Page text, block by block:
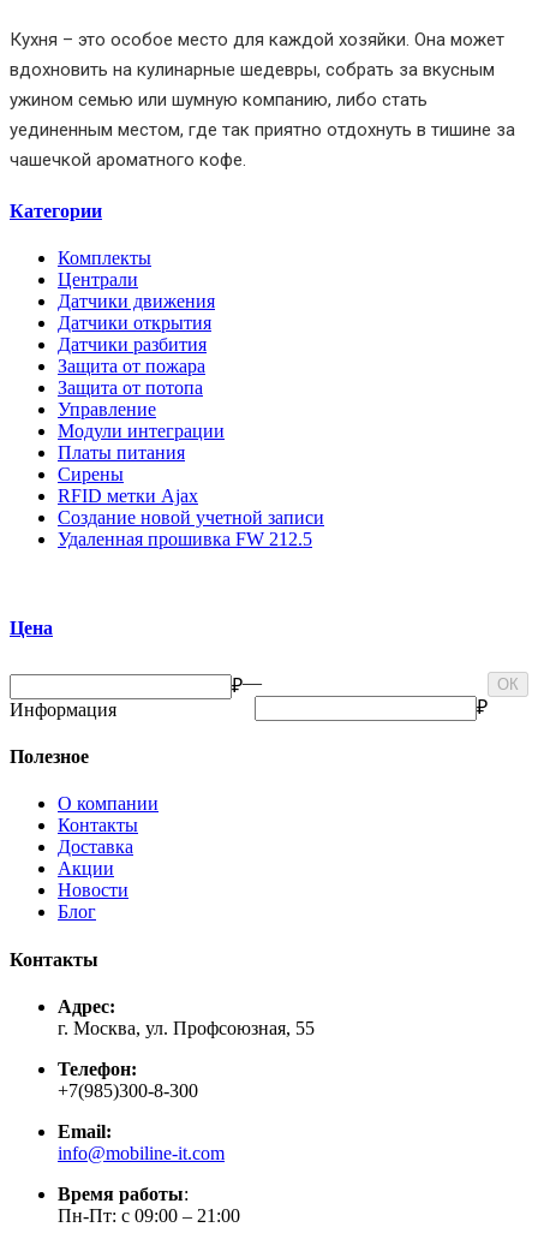
Кухня – это особое место для каждой хозяйки. Она может
вдохновить на кулинарные шедевры, собрать за вкусным
ужином семью или шумную компанию, либо стать
уединенным местом, где так приятно отдохнуть в тишине за
чашечкой ароматного кофе.
Категории
Комплекты
Централи
Датчики движения
Датчики открытия
Датчики разбития
Защита от пожара
Защита от потопа
Управление
Модули интеграции
Платы питания
Сирены
RFID метки Ajax
Создание новой учетной записи
Удаленная прошивка FW 212.5
Цена
₽— ОК
₽
Информация
Полезное
О компании
Контакты
Доставка
Акции
Новости
Блог
Контакты
Адрес:
г. Москва, ул. Профсоюзная, 55
Телефон:
+7(985)300-8-300
Email:
info@mobiline-it.com
Время работы:
Пн-Пт: с 09:00 – 21:00